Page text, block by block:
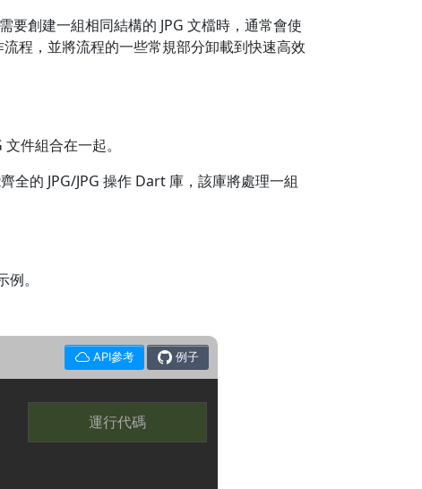
要創建一組相同結構的 JPG 文檔時，通常會使
程，並將流程的一些常規部分卸載到快速高效
件組合在一起。
全的 JPG/JPG 操作 Dart 庫，該庫將處理一組
。
API參考 例子
運行代碼